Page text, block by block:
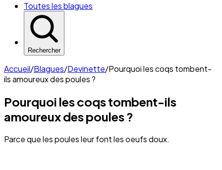
Toutes les blagues
Rechercher
Accueil/Blagues/Devinette/Pourquoi les coqs tombent-
ils amoureux des poules ?
Pourquoi les coqs tombent-ils
amoureux des poules ?
Parce que les poules leur font les oeufs doux.